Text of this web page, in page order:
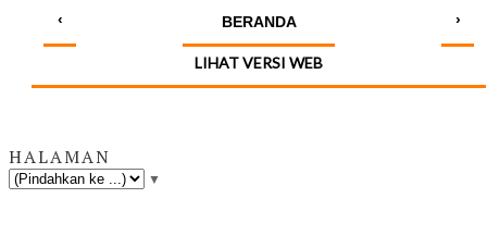
‹ ›
BERANDA
LIHAT VERSI WEB
HALAMAN
▼